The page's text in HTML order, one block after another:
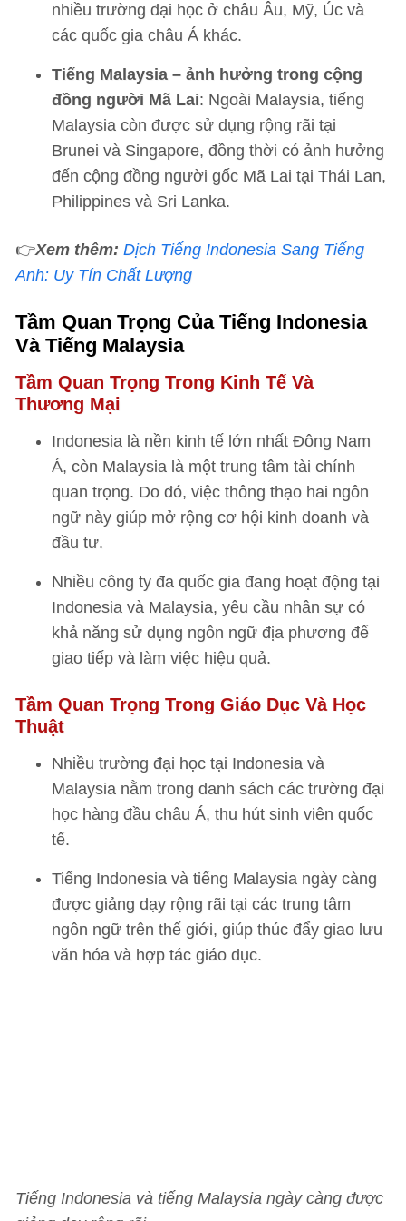
nhiều trường đại học ở châu Âu, Mỹ, Úc và
các quốc gia châu Á khác.
Tiếng Malaysia – ảnh hưởng trong cộng
đồng người Mã Lai: Ngoài Malaysia, tiếng
Malaysia còn được sử dụng rộng rãi tại
Brunei và Singapore, đồng thời có ảnh hưởng
đến cộng đồng người gốc Mã Lai tại Thái Lan,
Philippines và Sri Lanka.
👉Xem thêm: Dịch Tiếng Indonesia Sang Tiếng
Anh: Uy Tín Chất Lượng
Tầm Quan Trọng Của Tiếng Indonesia
Và Tiếng Malaysia
Tầm Quan Trọng Trong Kinh Tế Và
Thương Mại
Indonesia là nền kinh tế lớn nhất Đông Nam
Á, còn Malaysia là một trung tâm tài chính
quan trọng. Do đó, việc thông thạo hai ngôn
ngữ này giúp mở rộng cơ hội kinh doanh và
đầu tư.
Nhiều công ty đa quốc gia đang hoạt động tại
Indonesia và Malaysia, yêu cầu nhân sự có
khả năng sử dụng ngôn ngữ địa phương để
giao tiếp và làm việc hiệu quả.
Tầm Quan Trọng Trong Giáo Dục Và Học
Thuật
Nhiều trường đại học tại Indonesia và
Malaysia nằm trong danh sách các trường đại
học hàng đầu châu Á, thu hút sinh viên quốc
tế.
Tiếng Indonesia và tiếng Malaysia ngày càng
được giảng dạy rộng rãi tại các trung tâm
ngôn ngữ trên thế giới, giúp thúc đẩy giao lưu
văn hóa và hợp tác giáo dục.
Tiếng Indonesia và tiếng Malaysia ngày càng được